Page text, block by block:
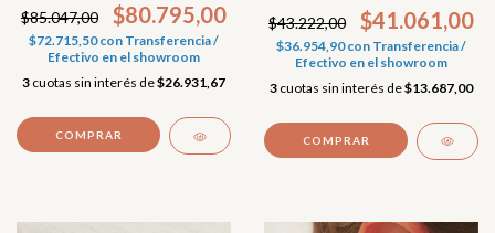
$85.047,00 $80.795,00
$72.715,50con Transferencia /
Efectivo en el showroom
3 cuotas sin interés de$26.931,67
$43.222,00 $41.061,00
$36.954,90con Transferencia /
Efectivo en el showroom
3 cuotas sin interés de$13.687,00